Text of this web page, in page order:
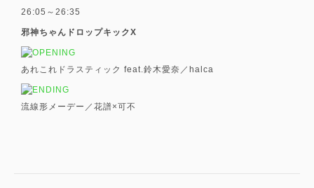
26:05～26:35
邪神ちゃんドロップキックX
あれこれドラスティック feat.鈴木愛奈／halca
流線形メーデー／花譜×可不